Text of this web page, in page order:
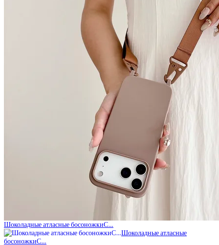
Шоколадные атласные босоножкиС…
Шоколадные атласные
босоножкиС…